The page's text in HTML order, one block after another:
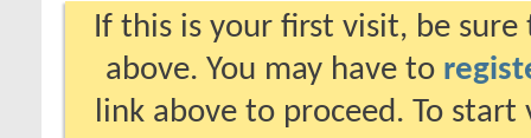
If this is your first visit, be
above. You may have to
link above to proceed. To